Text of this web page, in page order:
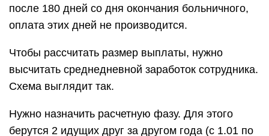
после 180 дней со дня окончания больничного,
оплата этих дней не производится.
Чтобы рассчитать размер выплаты, нужно
высчитать среднедневной заработок сотрудника.
Схема выглядит так.
Нужно назначить расчетную фазу. Для этого
берутся 2 идущих друг за другом года (с 1.01 по